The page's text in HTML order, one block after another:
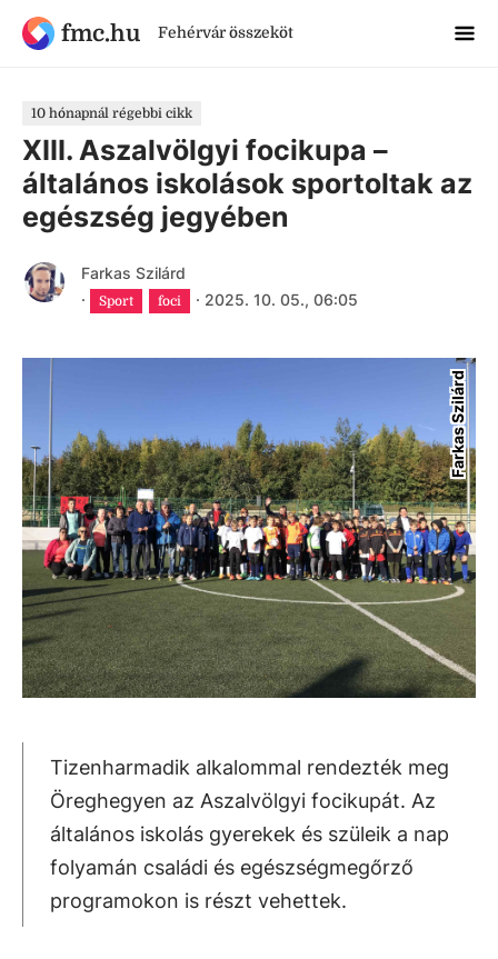
fmc.hu Fehérvár összeköt
10 hónapnál régebbi cikk
XIII. Aszalvölgyi focikupa –
általános iskolások sportoltak az
egészség jegyében
Farkas Szilárd
·
Sport foci · 2025. 10. 05., 06:05
Farkas Szilárd
Tizenharmadik alkalommal rendezték meg
Öreghegyen az Aszalvölgyi focikupát. Az
általános iskolás gyerekek és szüleik a nap
folyamán családi és egészségmegőrző
programokon is részt vehettek.